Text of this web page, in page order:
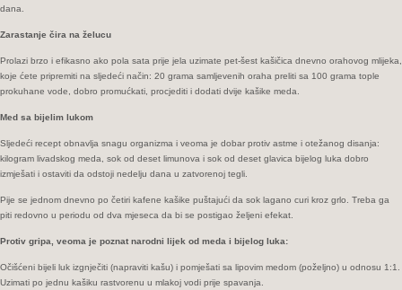
dana.
Zarastanje čira na želucu
Prolazi brzo i efikasno ako pola sata prije jela uzimate pet-šest kašičica dnevno orahovog mlijeka,
koje ćete pripremiti na sljedeći način: 20 grama samljevenih oraha preliti sa 100 grama tople
prokuhane vode, dobro promućkati, procjediti i dodati dvije kašike meda.
Med sa bijelim lukom
Sljedeći recept obnavlja snagu organizma i veoma je dobar protiv astme i otežanog disanja:
kilogram livadskog meda, sok od deset limunova i sok od deset glavica bijelog luka dobro
izmješati i ostaviti da odstoji nedelju dana u zatvorenoj tegli.
Pije se jednom dnevno po četiri kafene kašike puštajući da sok lagano curi kroz grlo. Treba ga
piti redovno u periodu od dva mjeseca da bi se postigao željeni efekat.
Protiv gripa, veoma je poznat narodni lijek od meda i bijelog luka:
Očišćeni bijeli luk izgnječiti (napraviti kašu) i pomješati sa lipovim medom (poželjno) u odnosu 1:1.
Uzimati po jednu kašiku rastvorenu u mlakoj vodi prije spavanja.